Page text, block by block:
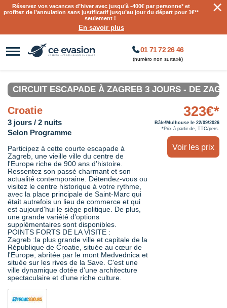
Réservez vos vacances d’hiver avec jusqu’à-400€ par personne* et
profitez de l’annulation sans justificatif jusqu’au jour du départ pour 1€**
seulement !
En savoir plus
×
01 71 72 26 46
(numéro non surtaxé)
CIRCUIT ESCAPADE À ZAGREB 3 JOURS - DE
Croatie
3 jours / 2 nuits
Selon Programme
Participez à cette courte escapade à
Zagreb, une vieille ville du centre de
l'Europe riche de 900 ans d'histoire.
Ressentez son passé charmant et son
actualité contemporaine. Détendez-vous ou
visitez le centre historique à votre rythme,
avec la place principale de Saint-Marc qui
était autrefois un lieu de commerce et qui
est aujourd'hui le siège politique. De plus,
une grande variété d'options
supplémentaires sont disponibles.
POINTS FORTS DE LA VISITE :
Zagreb :la plus grande ville et capitale de la
République de Croatie, située au cœur de
l'Europe, abritée par le mont Medvednica et
située sur les rives de la Save. C'est une
ville dynamique dotée d'une architecture
spectaculaire et d'une riche culture.
323€*
Bâle/Mulhouse le 22/09/2026
*Prix à partir de, TTC/pers.
Voir les prix